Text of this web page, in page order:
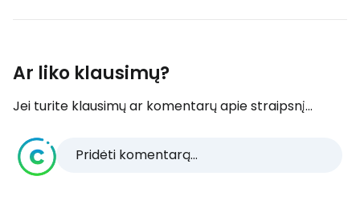
Ar liko klausimų?
Jei turite klausimų ar komentarų apie straipsnį...
Pridėti komentarą...